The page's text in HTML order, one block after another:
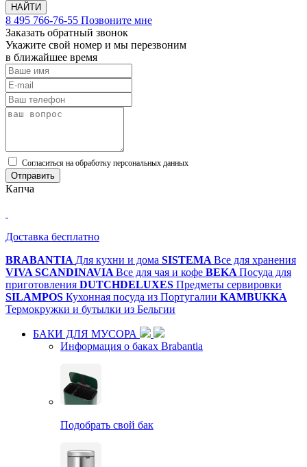
НАЙТИ
8 495 766-76-55 Позвоните мне
Заказать обратный звонок
Укажите свой номер и мы перезвоним
в ближайшее время
Cогласиться на обработку персональных данных
Отправить
Капча
Доставка бесплатно
BRABANTIA Для кухни и дома SISTEMA Все для хранения
VIVA SCANDINAVIA Все для чая и кофе BEKA Посуда для
приготовления DUTCHDELUXES Предметы сервировки
SILAMPOS Кухонная посуда из Португалии KAMBUKKA
Термокружки и бутылки из Бельгии
БАКИ ДЛЯ МУСОРА
Информация о баках Brabantia
Подобрать свой бак